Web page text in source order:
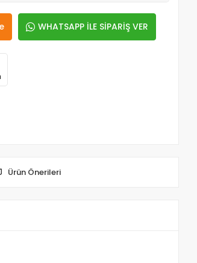
WHATSAPP İLE SİPARİŞ VER
Ürün Önerileri